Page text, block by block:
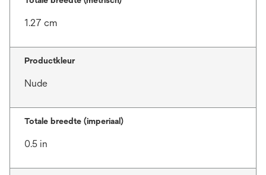
1.27 cm
Productkleur
Nude
Totale breedte (imperiaal)
0.5 in